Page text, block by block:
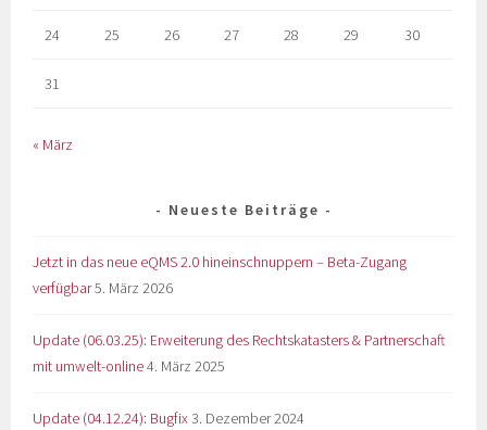
24 25 26 27 28 29 30
31
« März
Neueste Beiträge
Jetzt in das neue eQMS 2.0 hineinschnuppern – Beta-Zugang
verfügbar5. März 2026
Update (06.03.25): Erweiterung des Rechtskatasters & Partnerschaft
mit umwelt-online4. März 2025
Update (04.12.24): Bugfix3. Dezember 2024